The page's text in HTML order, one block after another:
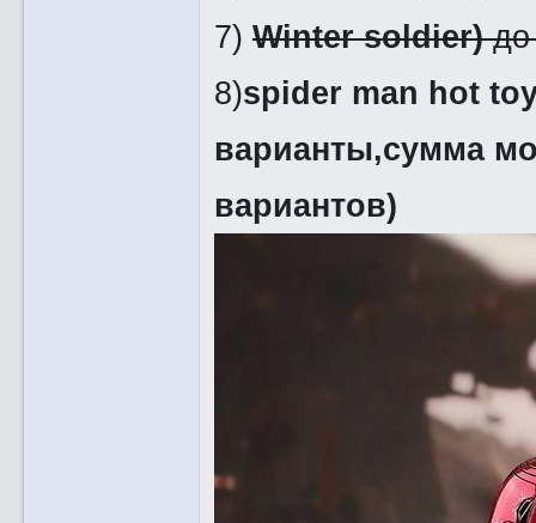
7) Winter soldier)до
8)spider man hot
варианты,сумма
вариантов)